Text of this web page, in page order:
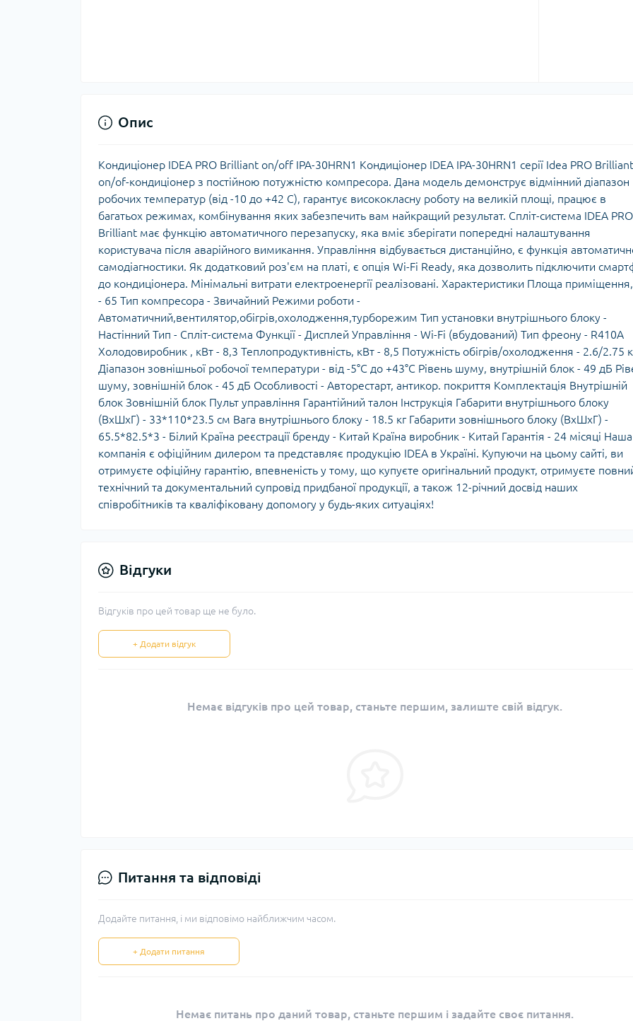
Опис
Кондиціонер IDEA PRO Brilliant on/off IPA-30HRN1 Кондиціонер IDEA IPA-30HRN1 серії Idea PRO Brilliant
on/of-кондиціонер з постійною потужністю компресора. Дана модель демонструє відмінний діапазон
робочих температур (від -10 до +42 С), гарантує висококласну роботу на великій площі, працює в
багатьох режимах, комбінування яких забезпечить вам найкращий результат. Спліт-система IDEA PRO
Brilliant має функцію автоматичного перезапуску, яка вміє зберігати попередні налаштування
користувача після аварійного вимикання. Управління відбувається дистанційно, є функція
самодіагностики. Як додатковий роз'єм на платі, є опція Wi-Fi Ready, яка дозволить підключити
до кондиціонера. Мінімальні витрати електроенергії реалізовані. Характеристики Площа
- 65 Тип компресора - Звичайний Режими роботи -
Автоматичний,вентилятор,обігрів,охолодження,турборежим Тип установки внутрішнього блоку -
Настінний Тип - Спліт-система Функції - Дисплей Управління - Wi-Fi (вбудований) Тип фреону - R410A
Холодовиробник , кВт - 8,3 Теплопродуктивність, кВт - 8,5 Потужність обігрів/охолодження - 2.6/2.75
Діапазон зовнішньої робочої температури - від -5°С до +43°С Рівень шуму, внутрішній блок - 49 дБ
шуму, зовнішній блок - 45 дБ Особливості - Авторестарт, антикор. покриття Комплектація Внутрішній
блок Зовнішній блок Пульт управління Гарантійний талон Інструкція Габарити внутрішнього блоку
(ВхШхГ) - 33*110*23.5 см Вага внутрішнього блоку - 18.5 кг Габарити зовнішнього блоку (ВхШхГ) -
65.5*82.5*3 - Білий Країна реєстрації бренду - Китай Країна виробник - Китай Гарантія - 24 місяці Наша
компанія є офіційним дилером та представляє продукцію IDEA в Україні. Купуючи на цьому сайті, ви
отримуєте офіційну гарантію, впевненість у тому, що купуєте оригінальний продукт, отримуєте
технічний та документальний супровід придбаної продукції, а також 12-річний досвід наших
співробітників та кваліфіковану допомогу у будь-яких ситуаціях!
Відгуки
Відгуків про цей товар ще не було.
+ Додати відгук
Немає відгуків про цей товар, станьте першим, залиште свій відгук.
Питання та відповіді
Додайте питання, і ми відповімо найближчим часом.
+ Додати питання
Немає питань про даний товар, станьте першим і задайте своє питання.